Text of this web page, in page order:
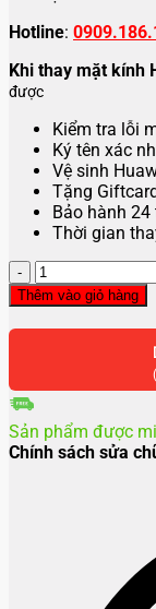
Hotline:
Khi thay mặt kính
được
Kiểm tra lỗi
Ký tên xác
Vệ sinh
Tặng
Bảo hành 24
Thời gian
Thay
mặt
kính
Huawei
số
Thêm vào giỏ hàng
Sản phẩm được
Chính sách sửa